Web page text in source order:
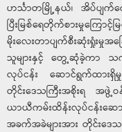
ဟင်္သာတမြို့နယ်၊ အိပ်ပျက်က
ပြီးမြစ်ရေတိုက်စားမှုကြောင့်မ
မိုးလေးတာပျက်စီးဆုံးရှုံးမှုအ
သူများနှင့် တွေ့ဆုံခဲ့ကာ သ
လုပ်ငန်း ဆောင်ရွက်ထားရှိမှုအခ
တိုင်းဒေသကြီးအစိုးရ အဖွဲ့ဝ
ယာယီကမ်းထိန်းလုပ်ငန်းဆ
အခက်အခဲများအား တိုင်းဒေ